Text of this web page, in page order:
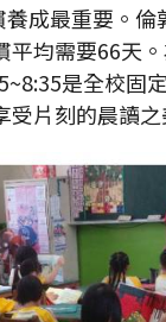
成最重要。倫
平均需要66天
是全校固
片刻的晨讀之